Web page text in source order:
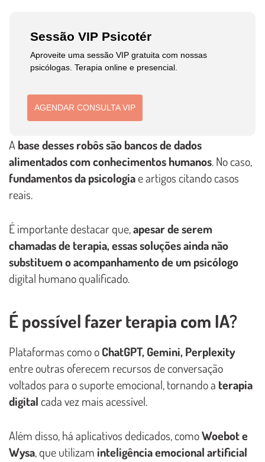
Sessão VIP Psicotér
Aproveite uma sessão VIP gratuita com nossas
psicólogas. Terapia online e presencial.
AGENDAR CONSULTA VIP
A base desses robôs são bancos de dados
alimentados com conhecimentos humanos. No caso,
fundamentos da psicologiae artigos citando casos
reais.
É importante destacar que,apesar de serem
chamadas de terapia, essas soluções ainda não
substituem o acompanhamento de um psicólogo
digital humano qualificado.
É possível fazer terapia com IA?
Plataformas como oChatGPT, Gemini, Perplexity
entre outras oferecem recursos de conversação
voltados para o suporte emocional, tornando a terapia
digital cada vez mais acessível.
Além disso, há aplicativos dedicados, comoWoebot e
Wysa, que utilizam inteligência emocional artificial